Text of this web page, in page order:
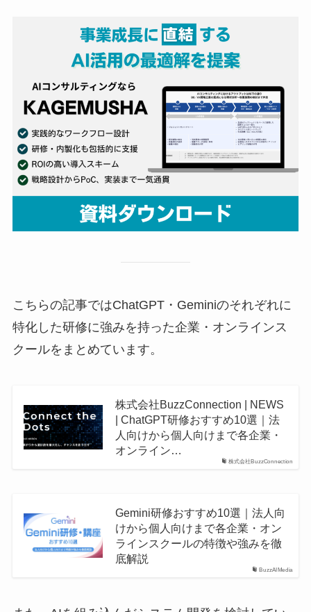
こちらの記事ではChatGPT・Geminiのそれぞれに
特化した研修に強みを持った企業・オンラインス
クールをまとめています。
株式会社BuzzConnection
株式会社BuzzConnection | NEWS
| ChatGPT研修おすすめ10選｜法
人向けから個人向けまで各企業・
オンライン…
BuzzAIMedia
Gemini研修おすすめ10選｜法人向
けから個人向けまで各企業・オン
ラインスクールの特徴や強みを徹
底解説